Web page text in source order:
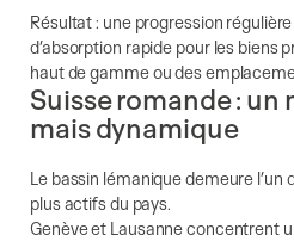
Résultat : une progression
d’absorption rapide pour les biens
haut de gamme ou des
Suisse romande : un
mais dynamique
Le bassin lémanique demeure l’un
plus actifs du pays.
Genève et Lausanne concentrent